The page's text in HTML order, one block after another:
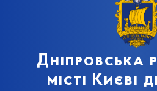
Дніпровська
місті Києві